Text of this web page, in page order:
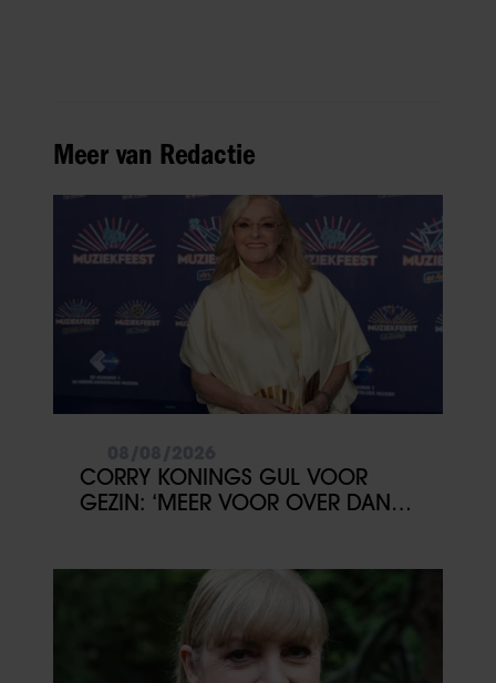
Meer van Redactie
CORRY KONINGS GUL VOOR
GEZIN: ‘MEER VOOR OVER DAN